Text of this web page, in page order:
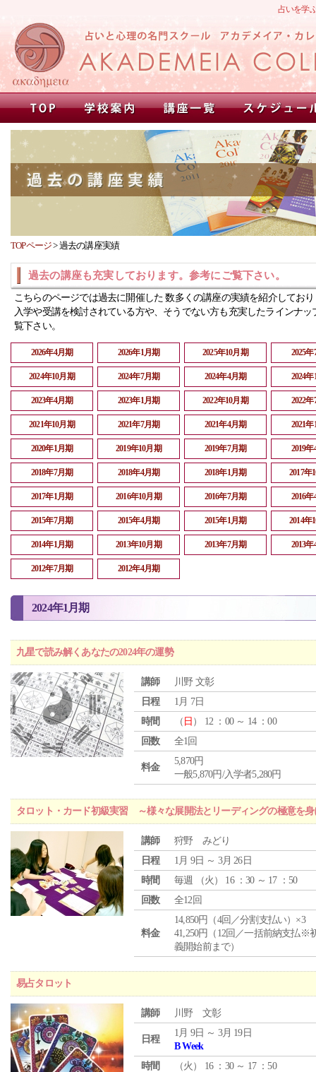
占いを学
TOPページ>過去の講座実績
過去の講座も充実しております。参考にご覧下さい。
こちらのページでは過去に開催した 数多くの講座の実績を紹介してお
入学や受講を検討されている方や、そうでない方も充実したラインナッ
覧下さい。
2026年4月期 2026年1月期 2025年10月期 2025
2024年10月期 2024年7月期 2024年4月期 2024
2023年4月期 2023年1月期 2022年10月期 2022
2021年10月期 2021年7月期 2021年4月期 2021
2020年1月期 2019年10月期 2019年7月期 2019
2018年7月期 2018年4月期 2018年1月期 2017年
2017年1月期 2016年10月期 2016年7月期 2016
2015年7月期 2015年4月期 2015年1月期 2014年
2014年1月期 2013年10月期 2013年7月期 2013
2012年7月期 2012年4月期
2024年1月期
九星で読み解くあなたの2024年の運勢
講師
川野 文彰
日程
1月 7日
時間
（ 日 ） 12 ：00 ～ 14 ：00
回数
全1回
料金
5,870円
一般5,870円/入学者5,280円
タロット・カード初級実習 ～様々な展開法とリーディングの極意を身
講師
狩野 みどり
日程
1月 9日 ～ 3月 26日
時間
毎週 （火 ） 16 ：30 ～ 17 ：50
回数
全12回
料金
14,850円（4回／分割支払い）×3
41,250円（12回／一括前納支払※
義開始前まで）
易占タロット
講師 川野 文彰
日程
1月 9日 ～ 3月 19日
B Week
時間
（火 ） 16 ：30 ～ 17 ：50